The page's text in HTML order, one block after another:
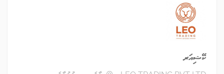
ކޭޝިއަރ